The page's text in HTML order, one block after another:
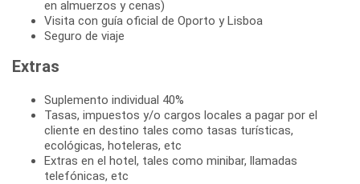
en almuerzos y cenas)
Visita con guía oficial de Oporto y Lisboa
Seguro de viaje
Extras
Suplemento individual 40%
Tasas, impuestos y/o cargos locales a pagar por el
cliente en destino tales como tasas turísticas,
ecológicas, hoteleras, etc
Extras en el hotel, tales como minibar, llamadas
telefónicas, etc